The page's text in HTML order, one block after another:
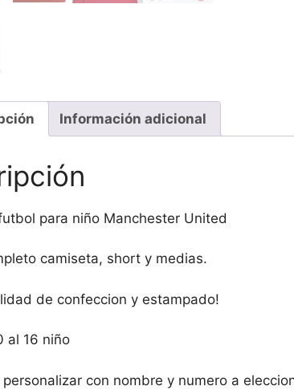
Información adicional
para niño Manchester United
camiseta, short y medias.
de confeccion y estampado!
al 16 niño
con nombre y numero a